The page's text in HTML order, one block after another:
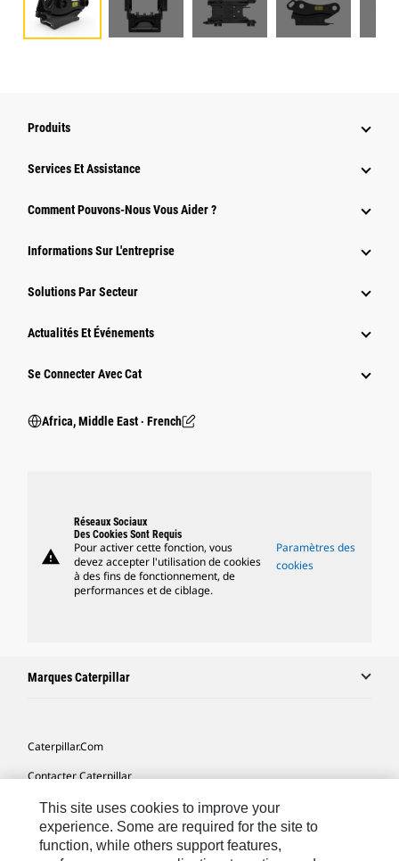
Produits
Services Et Assistance
Comment Pouvons-Nous Vous Aider ?
Informations Sur L'entreprise
Solutions Par Secteur
Actualités Et Événements
Se Connecter Avec Cat
Africa, Middle East ‧ French
warning
Réseaux Sociaux
Des Cookies Sont Requis
Pour activer cette fonction, vous
devez accepter l'utilisation de cookies
à des fins de fonctionnement, de
performances et de ciblage.
Paramètres des
cookies
Marques Caterpillar
Caterpillar.com
Contacter Caterpillar
Mes Préférences Marketing
Plan Du Site
This site uses cookies to improve your
experience. Some are required for the site to
function, while others support features,